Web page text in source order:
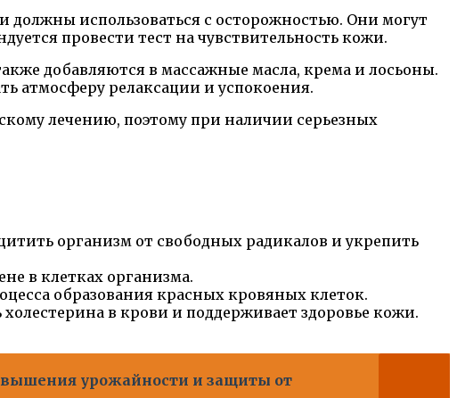
использоваться с осторожностью. Они могут
провести тест на чувствительность кожи.
добавляются в массажные масла, крема и лосьоны.
атмосферу релаксации и успокоения.
лечению, поэтому при наличии серьезных
организм от свободных радикалов и укрепить
в клетках организма.
образования красных кровяных клеток.
в крови и поддерживает здоровье кожи.
урожайности и защиты от